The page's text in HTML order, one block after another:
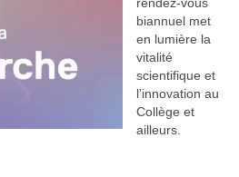
biannuel met
en lumière la
vitalité
scientifique et
l’innovation au
Collège et
ailleurs.